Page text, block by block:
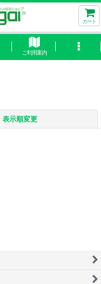
カート
ご利用案内
表示順変更